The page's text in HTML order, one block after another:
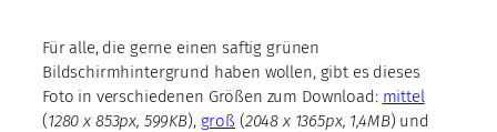
Für alle, die gerne einen saftig grünen
Bildschirmhintergrund haben wollen, gibt es dieses
Foto in verschiedenen Größen zum Download: mittel
(1280 x 853px, 599KB), groß (2048 x 1365px, 1,4MB) und